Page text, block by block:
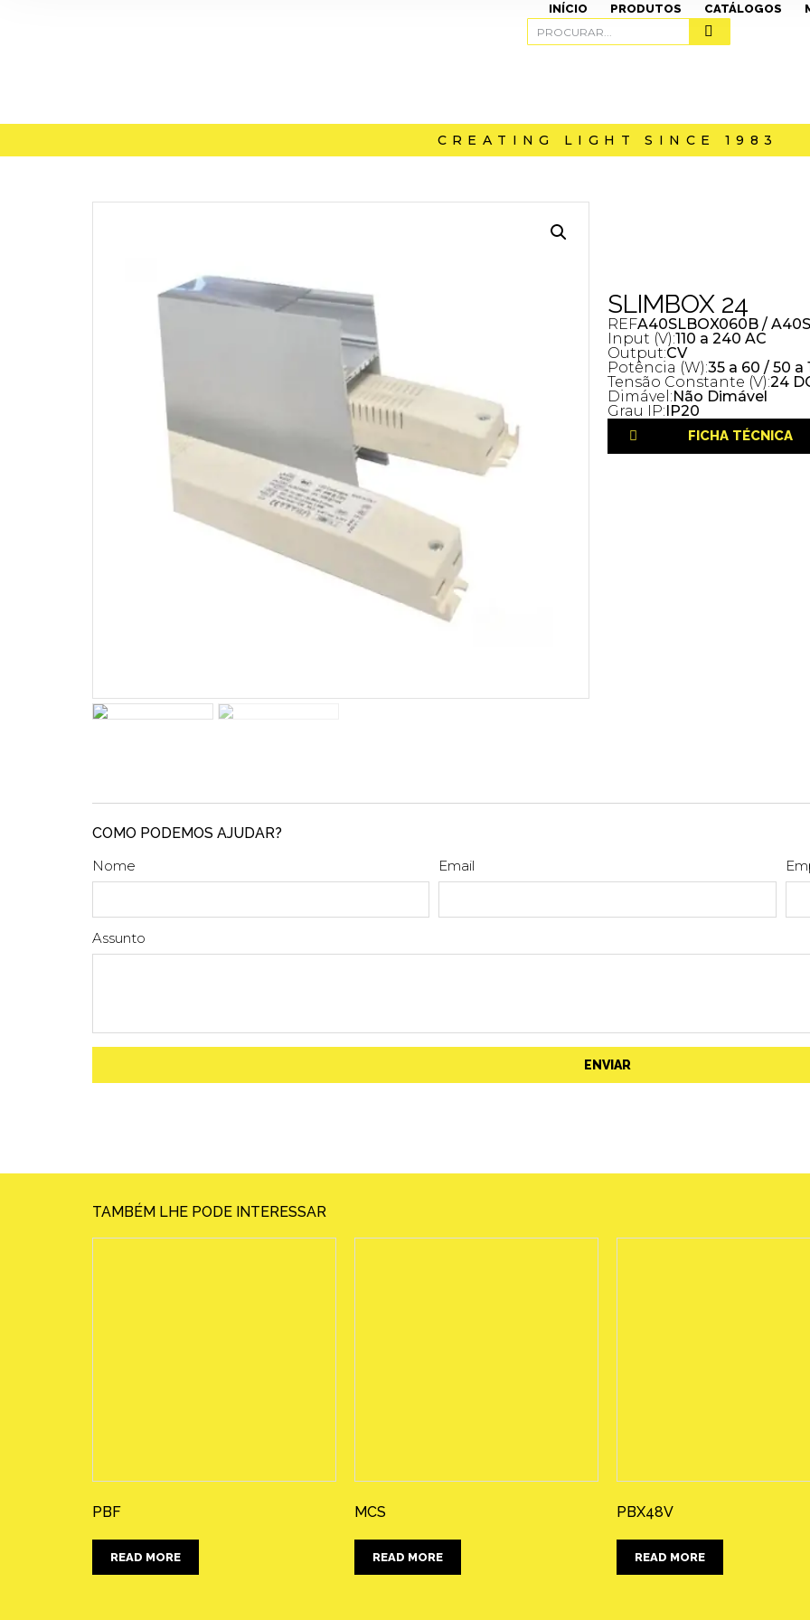
INÍCIO PRODUTOS CATÁLOGOS
CREATING LIGHT SINCE 1983
SLIMBOX 24
REFA40SLBOX060B /
Input (V):110 a 240 AC
Output:CV
Potência (W):35 a 60 / 50 a
Tensão Constante (V):24
Dimável:Não Dimável
Grau IP:IP20
FICHA TÉCNICA
COMO PODEMOS AJUDAR?
Nome
Email
Assunto
ENVIAR
TAMBÉM LHE PODE INTERESSAR
PBF
READ MORE
MCS
READ MORE
PBX48V
READ MORE